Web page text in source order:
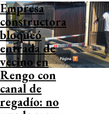
Empresa
constructora
bloqueó
entrada de
vecino en
Rengo con
canal de
regadío: no